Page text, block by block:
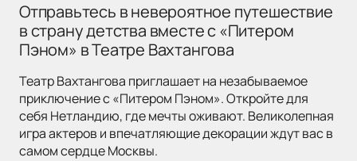
Отправьтесь в невероятное путешествие
в страну детства вместе с «Питером
Пэном» в Театре Вахтангова
Театр Вахтангова приглашает на незабываемое
приключение с «Питером Пэном». Откройте для
себя Нетландию, где мечты оживают. Великолепная
игра актеров и впечатляющие декорации ждут вас в
самом сердце Москвы.